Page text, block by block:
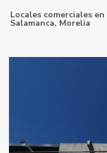
Locales comerciales en
Salamanca, Morelia